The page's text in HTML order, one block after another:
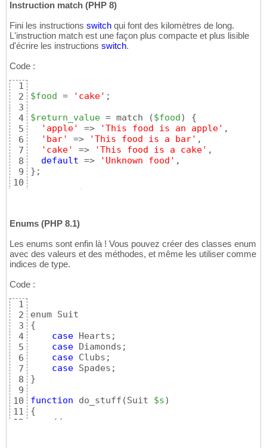
Instruction match (PHP 8)
Fini les instructions switch qui font des kilomètres de long.
L'instruction match est une façon plus compacte et plus lisible
d'écrire les instructions switch.
Code :
1
2
3
4
5
6
7
8
9
10
$food = 'cake' ;
$return_value = match ($food )
{
'apple'
=> 'This food is an apple' ,
'bar'
=> 'This food is a bar' ,
'cake'
=> 'This food is a cake' ,
default => 'Unknown food'
} ;
Enums (PHP 8.1)
Les enums sont enfin là ! Vous pouvez créer des classes enum
avec des valeurs et des méthodes, et même les utiliser comme
indices de type.
Code :
1
2
3
4
5
6
7
8
9
10
11
12
{
case Hearts;
case Diamonds;
case Clubs;
case
}
function do_stuff (Suit $s)
{
// ...